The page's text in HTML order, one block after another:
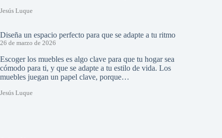
Jesús Luque
Diseña un espacio perfecto para que se adapte a tu ritmo
26 de marzo de 2026
Escoger los muebles es algo clave para que tu hogar sea
cómodo para ti, y que se adapte a tu estilo de vida. Los
muebles juegan un papel clave, porque…
Jesús Luque